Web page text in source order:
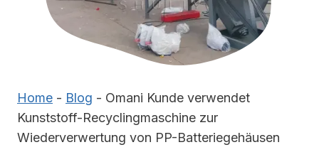
Home - Blog - Omani Kunde verwendet
Kunststoff-Recyclingmaschine zur
Wiederverwertung von PP-Batteriegehäusen